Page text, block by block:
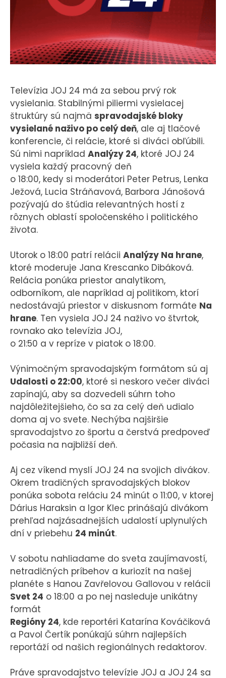
KONTAKT
Televízia JOJ 24 má za sebou prvý rok
vysielania. Stabilnými piliermi vysielacej
štruktúry sú najmä spravodajské bloky
vysielané naživo po celý deň, ale aj tlačové
konferencie, či relácie, ktoré si diváci obľúbili.
Sú nimi napríklad Analýzy 24, ktoré JOJ 24
vysiela každý pracovný deň
o 18:00, kedy si moderátori Peter Petrus, Lenka
Ježová, Lucia Stráňavová, Barbora Jánošová
pozývajú do štúdia relevantných hostí z
rôznych oblastí spoločenského i politického
života.
Utorok o 18:00 patrí relácii Analýzy Na hrane,
ktoré moderuje Jana Krescanko Dibáková.
Relácia ponúka priestor analytikom,
odborníkom, ale napríklad aj politikom, ktorí
nedostávajú priestor v diskusnom formáte Na
hrane. Ten vysiela JOJ 24 naživo vo štvrtok,
rovnako ako televízia JOJ,
o 21:50 a v repríze v piatok o 18:00.
Výnimočným spravodajským formátom sú aj
Udalosti o 22:00, ktoré si neskoro večer diváci
zapínajú, aby sa dozvedeli súhrn toho
najdôležitejšieho, čo sa za celý deň udialo
doma aj vo svete. Nechýba najširšie
spravodajstvo zo športu a čerstvá predpoveď
počasia na najbližší deň.
Aj cez víkend myslí JOJ 24 na svojich divákov.
Okrem tradičných spravodajských blokov
ponúka sobota reláciu 24 minút o 11:00, v ktorej
Dárius Haraksin a Igor Klec prinášajú divákom
prehľad najzásadnejších udalostí uplynulých
dní v priebehu 24 minút.
V sobotu nahliadame do sveta zaujímavostí,
netradičných príbehov a kuriozít na našej
planéte s Hanou Zavřelovou Gallovou v relácii
Svet 24 o 18:00 a po nej nasleduje unikátny
formát
Regióny 24, kde reportéri Katarína Kováčiková
a Pavol Čertík ponúkajú súhrn najlepších
reportáží od našich regionálnych redaktorov.
Práve spravodajstvo televízie JOJ a JOJ 24 sa